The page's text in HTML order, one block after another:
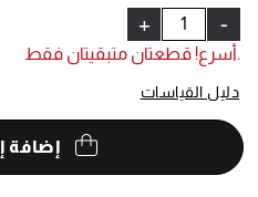
-
+
.أسرع! قطعتان متبقيتان فقط
دليل القياسات
إضافة